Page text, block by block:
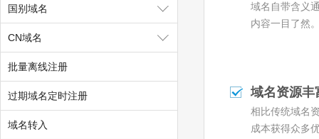
.uno
.autos
.boats
.cars
.homes
国别域名
CN域名
批量离线注册
过期域名定时注册
域名转入
域名自带含义
内容一目了然
域名资源丰
相比传统域名
成本获得众多